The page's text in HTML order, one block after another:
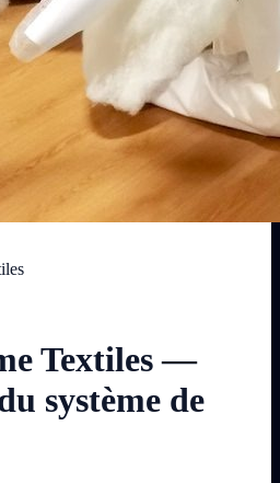
Textiles —
système de